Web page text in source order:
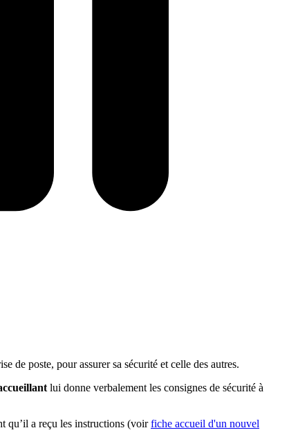
de poste, pour assurer sa sécurité et celle des autres.
lui donne verbalement les consignes de sécurité à
qu’il a reçu les instructions (voirfiche accueil d'un nouvel